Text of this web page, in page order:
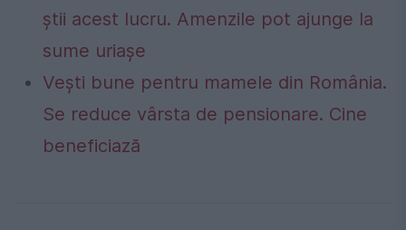
știi acest lucru. Amenzile pot ajunge la
sume uriașe
Vești bune pentru mamele din România.
Se reduce vârsta de pensionare. Cine
beneficiază